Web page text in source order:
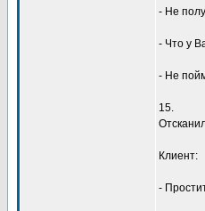
- Hе
- Что y
- Hе
15.
Клиент:
-